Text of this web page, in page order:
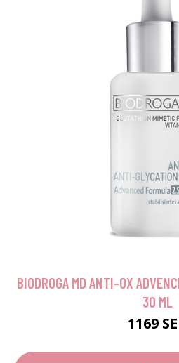
BIODROGA MD ANTI-OX
30 ML
1169